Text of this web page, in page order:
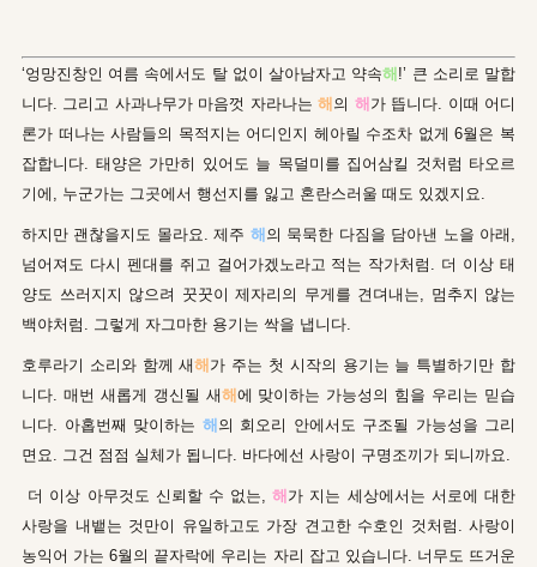
‘엉망진창인 여름 속에서도 탈 없이 살아남자고 약속해 !’ 큰 소리로 말합
니다. 그리고 사과나무가 마음껏 자라나는해 의 해 가 뜹니다. 이때 어디
론가 떠나는 사람들의 목적지는 어디인지 헤아릴 수조차 없게 6월은 복
잡합니다. 태양은 가만히 있어도 늘 목덜미를 집어삼킬 것처럼 타오르
기에, 누군가는 그곳에서 행선지를 잃고 혼란스러울 때도 있겠지요.
하지만 괜찮을지도 몰라요. 제주 해 의 묵묵한 다짐을 담아낸 노을 아래,
넘어져도 다시 펜대를 쥐고 걸어가겠노라고 적는 작가처럼. 더 이상 태
양도 쓰러지지 않으려 꿋꿋이 제자리의 무게를 견뎌내는, 멈추지 않는
백야처럼. 그렇게 자그마한 용기는 싹을 냅니다.
호루라기 소리와 함께 새해 가 주는 첫 시작의 용기는 늘 특별하기만 합
니다. 매번 새롭게 갱신될 새해 에 맞이하는 가능성의 힘을 우리는 믿습
니다. 아홉번째 맞이하는 해 의 회오리 안에서도 구조될 가능성을 그리
면요. 그건 점점 실체가 됩니다. 바다에선 사랑이 구명조끼가 되니까요.
더 이상 아무것도 신뢰할 수 없는,해 가 지는 세상에서는 서로에 대한
사랑을 내뱉는 것만이 유일하고도 가장 견고한 수호인 것처럼. 사랑이
농익어 가는 6월의 끝자락에 우리는 자리 잡고 있습니다. 너무도 뜨거운